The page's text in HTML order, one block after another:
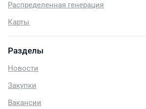
Распределенная генерация
Карты
Разделы
Новости
Закупки
Вакансии